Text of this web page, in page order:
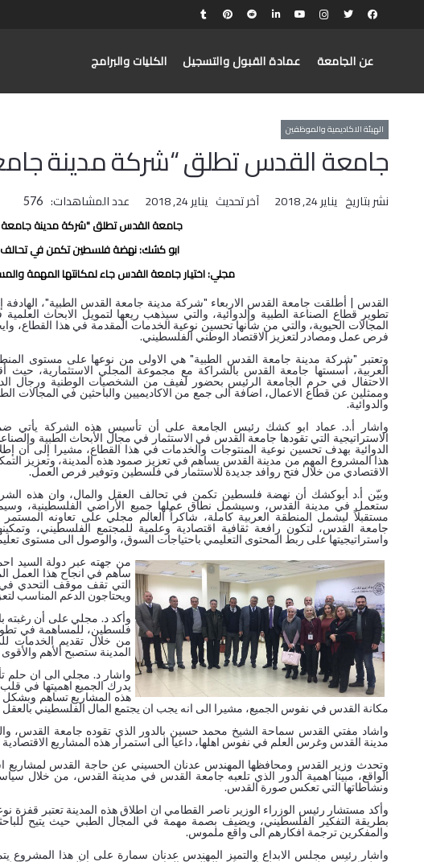
عن الجامعة عمادة القبول والتسجيل الكليات والبرامج
الهيئة الاكاديمية والموظفين
جامعة القدس تطلق “شركة مدينة
نشر بتاريخ يناير 24, 2018 آخر تحديث يناير 24, 2018 عدد المشاهدات: 576
جامعة القدس تطلق "شركة مدينة جامعة
ابو كشك: نهضة فلسطين تكمن في تحالف
مجلي: اختيار جامعة القدس جاء لمكانتها المهمة
​القدس | أطلقت جامعة القدس الاربعاء "شركة مدينة جامعة القدس الطبية"، الهادفة
تطوير قطاع الصناعة الطبية والدوائية، والتي سيذهب ريعها لتمويل الابحاث
المجالات الحيوية، والتي من شأنها تحسين نوعية الخدمات المقدمة في هذا القطاع،
فرص عمل ومصادر لتعزيز الاقتصاد الوطني الفلسطيني.
وتعتبر "شركة مدينة جامعة القدس الطبية" هي الاولى من نوعها على مستوى
العربية، أسستها جامعة القدس بالشراكة مع مجموعة المجلي الاستثمارية، حيث
الاحتفال في حرم الجامعة الرئيس بحضور لفيف من الشخصيات الوطنية ورجال
وممثلين عن قطاع الاعمال، اضافة الى جمع من الاكاديميين والباحثين في المجالات
والدوائية.
واشار أ.د. عماد ابو كشك رئيس الجامعة على أن تأسيس هذه الشركة يأتي
الاستراتيجية التي تقودها جامعة القدس في الاستثمار في مجال الأبحاث الطبية
الدوائية بهدف تحسين نوعية المنتوجات والخدمات في هذا القطاع، مشيرا إلى أن
هذا المشروع المهم من مدينة القدس يساهم في تعزيز صمود هذه المدينة، وتعزيز
الاقتصادي من خلال فتح روافد جديدة للاستثمار في فلسطين وتوفير فرص العمل.
وبيّن أ.د أبوكشك أن نهضة فلسطين تكمن في تحالف العقل والمال، وان هذه
ستعمل في مدينة القدس، وسيشمل نطاق عملها جميع الأراضي الفلسطينية،
مستقبلاً ليشمل المنطقة العربية كاملة، شاكراً العالم مجلي على تعاونه
جامعة القدس، لتكون رافعة ثقافية اقتصادية وعلمية للمجتمع الفلسطيني،
واستراتيجيتها على ربط المحتوى التعليمي باحتياجات السوق، والوصول الى مستوى
من جهته عبر دولة السيد
ساهم في انجاح هذا العمل
التي تقف موقف التحدي
ويحتاجون الدعم المناسب
وأكد د. مجلي على أن رغبته
فلسطين، للمساهمة في
من خلال تقديم الخدمات
المدينة ستصبح الأهم
واشار د. مجلي الى ان حلم
يدرك الجميع اهميتها في
هذه المشاريع تساهم
مكانة القدس في نفوس الجميع، مشيرا الى انه يجب ان يجتمع المال الفلسطيني
واشاد مفتي القدس سماحة الشيخ محمد حسين بالدور الذي تقوده جامعة القدس،
مدينة القدس وغرس العلم في نفوس اهلها، داعيا الى استمرار هذه المشاريع
وتحدث وزير القدس ومحافظها المهندس عدنان الحسيني عن حاجة القدس لمشاريع
الواقع، مبينا اهمية الدور الذي تلعبه جامعة القدس في مدينة القدس، منخلال
ونشاطاتها التي تعكس صورة القدس.
وأكد مستشار رئيس الوزراء الوزير ناصر القطامي ان اطلاق هذه المدينة تعتبر قفزة
بطريقة التفكير الفلسطيني، ويضيف بصمة مهمة في المجال الطبي حيث يتيح
والمفكرين ترجمة افكارهم الى واقع ملموس.
واشار رئيس مجلس الابداع والتميز المهندس عدنان سمارة على ان هذا المشروع